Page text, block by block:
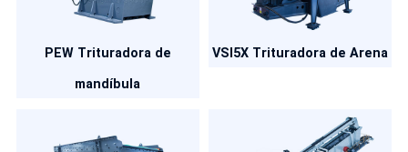
PEW Trituradora de
mandíbula
VSI5X Trituradora de Arena